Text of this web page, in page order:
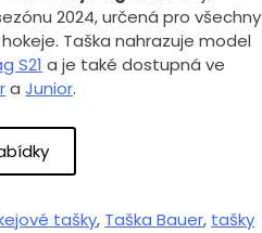
2024, určená pro všechny
Taška nahrazuje model
S21 a je také dostupná ve
aJunior.
tašky, Taška Bauer, tašky